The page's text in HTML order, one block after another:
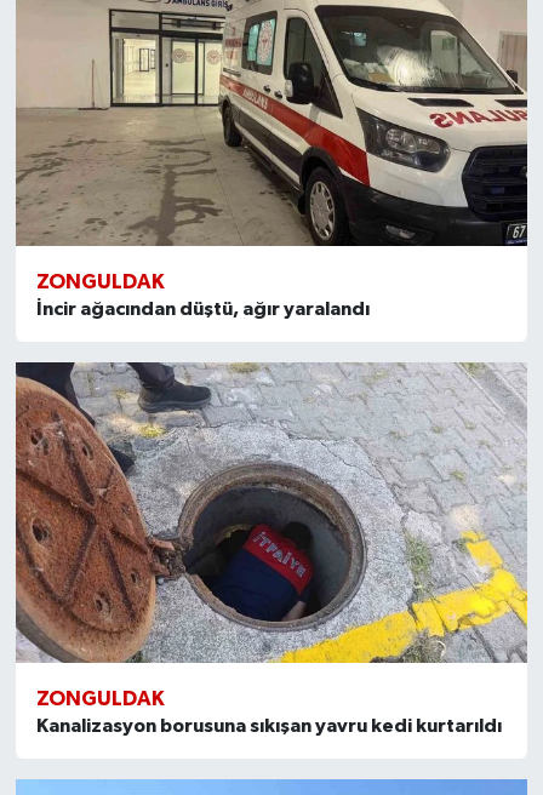
ZONGULDAK
İncir ağacından düştü, ağır yaralandı
ZONGULDAK
Kanalizasyon borusuna sıkışan yavru kedi kurtarıldı